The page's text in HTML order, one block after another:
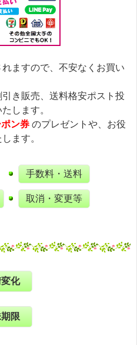
ますので、不安なくお買い
き販売、送料格安ポスト投
します。
ン券 のプレゼントや、お役
ます。
手数料・送料
取消・変更等
化
限